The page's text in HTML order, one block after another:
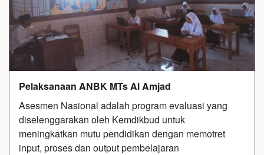
Pelaksanaan ANBK MTs Al Amjad
Asesmen Nasional adalah program evaluasi yang
diselenggarakan oleh Kemdikbud untuk
meningkatkan mutu pendidikan dengan memotret
input, proses dan output pembelajaran